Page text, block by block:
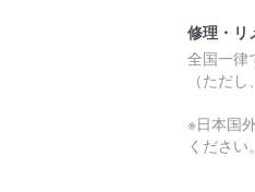
修理・リ
全国一律
（ただ
※日本国
ください。